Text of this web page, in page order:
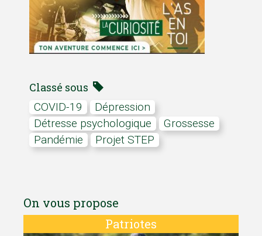
Classé sous
COVID-19
dépression
détresse psychologique
Grossesse
pandémie
projet STEP
On vous propose
Patriotes